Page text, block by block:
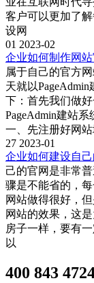
客户可以更加了
设网
01 2023-02
企业如何制作网站
属于自己的官方
天就以
下：首先我们做
PageAdmin建站
一、先注册好网
27 2023-01
企业如何建设自己
己的官网是非常
骤是不能省的，
网站做得很好，
网站的效果，这
房子一样，要有
以
400 843